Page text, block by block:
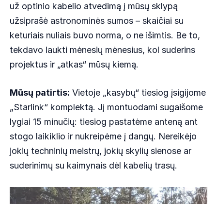
už optinio kabelio atvedimą į mūsų sklypą
užsiprašė astronominės sumos – skaičiai su
keturiais nuliais buvo norma, o ne išimtis. Be to,
tekdavo laukti mėnesių mėnesius, kol suderins
projektus ir „atkas“ mūsų kiemą.
Mūsų patirtis: Vietoje „kasybų“ tiesiog įsigijome
„Starlink“ komplektą. Jį montuodami sugaišome
lygiai 15 minučių: tiesiog pastatėme anteną ant
stogo laikiklio ir nukreipėme į dangų. Nereikėjo
jokių techninių meistrų, jokių skylių sienose ar
suderinimų su kaimynais dėl kabelių trasų.